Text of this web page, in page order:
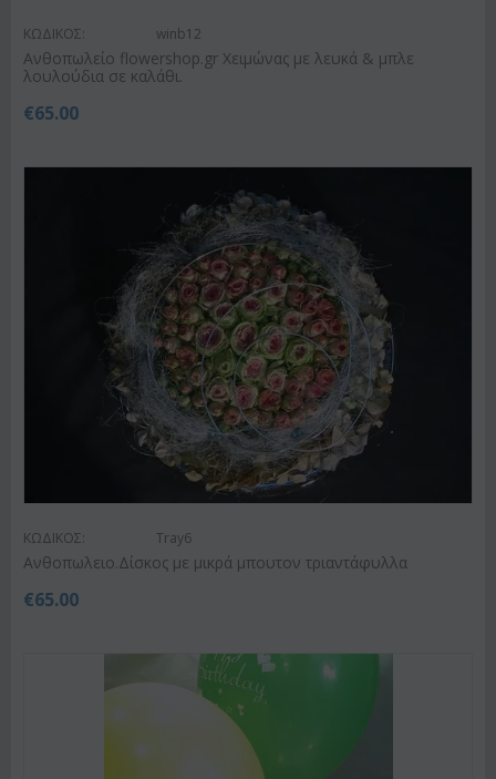
ΚΩΔΙΚΟΣ: winb12
Ανθοπωλείο flowershop.gr Χειμώνας με λευκά & μπλε
λουλούδια σε καλάθι.
€65.00
ΚΩΔΙΚΟΣ: Tray6
Ανθοπωλειο.Δίσκος με μικρά μπουτον τριαντάφυλλα
€65.00